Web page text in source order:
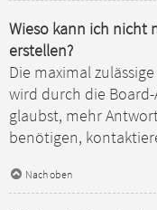
Wieso kann ich nicht
erstellen?
Die maximal
wird durch die
glaubst, mehr
benötigen,
Nach oben